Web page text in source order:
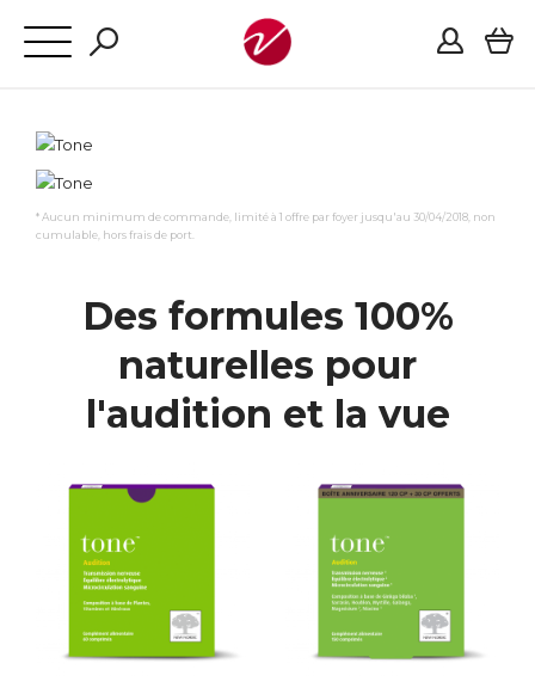
* Aucun minimum de commande, limité à 1 offre par foyer jusqu'au 30/04/2018, non
cumulable, hors frais de port.
Des formules 100%
naturelles pour
l'audition et la vue